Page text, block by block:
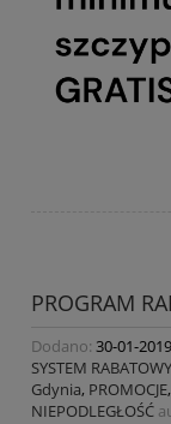
PROGRAM
Dodano: 30-01-2019
SYSTEM RABATOWY
Gdynia, PROMOCJE,
NIEPODLEGŁOŚĆ